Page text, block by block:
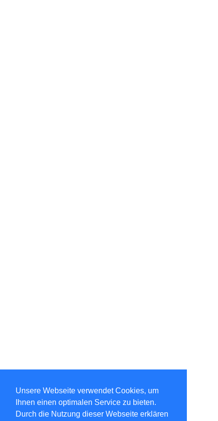
Unsere Webseite verwendet Cookies, um
Ihnen einen optimalen Service zu bieten.
Durch die Nutzung dieser Webseite erklären